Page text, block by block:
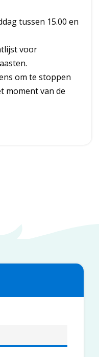
tussen 15.00 en
voor
om te stoppen
moment van de